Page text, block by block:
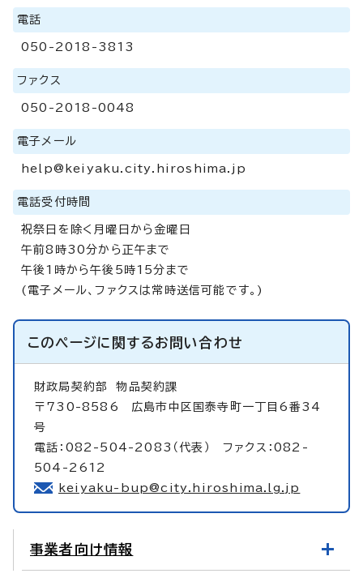
電話
050-2018-3813
ファクス
050-2018-0048
電子メール
help@keiyaku.city.hiroshima.jp
電話受付時間
祝祭日を除く月曜日から金曜日
午前8時30分から正午まで
午後1時から午後5時15分まで
(電子メール、ファクスは常時送信可能です。)
このページに関するお問い合わせ
財政局契約部物品契約課
〒730-8586 広島市中区国泰寺町一丁目6番34
号
電話：082-504-2083（代表） ファクス：082-
504-2612
keiyaku-bup@city.hiroshima.lg.jp
事業者向け情報